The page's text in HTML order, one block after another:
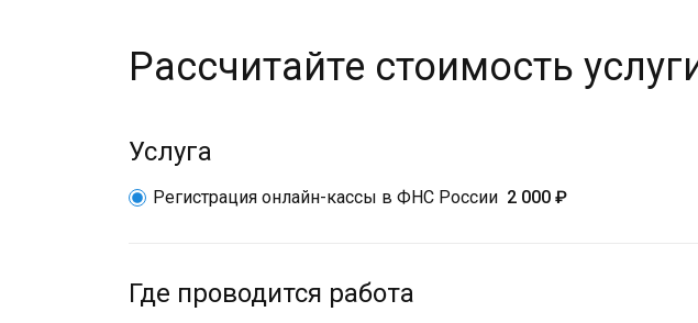
Рассчитайте стоимость
Услуга
Регистрация онлайн-кассы в ФНС России 2 000 ₽
Где проводится работа